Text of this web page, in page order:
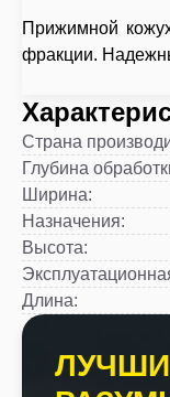
Прижимной
фракции.
Страна
Глубина
Ширина:
Назначения:
Высота:
Длина: